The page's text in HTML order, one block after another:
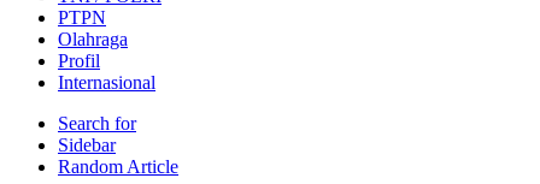
PTPN
Olahraga
Profil
Internasional
Search for
Sidebar
Random Article